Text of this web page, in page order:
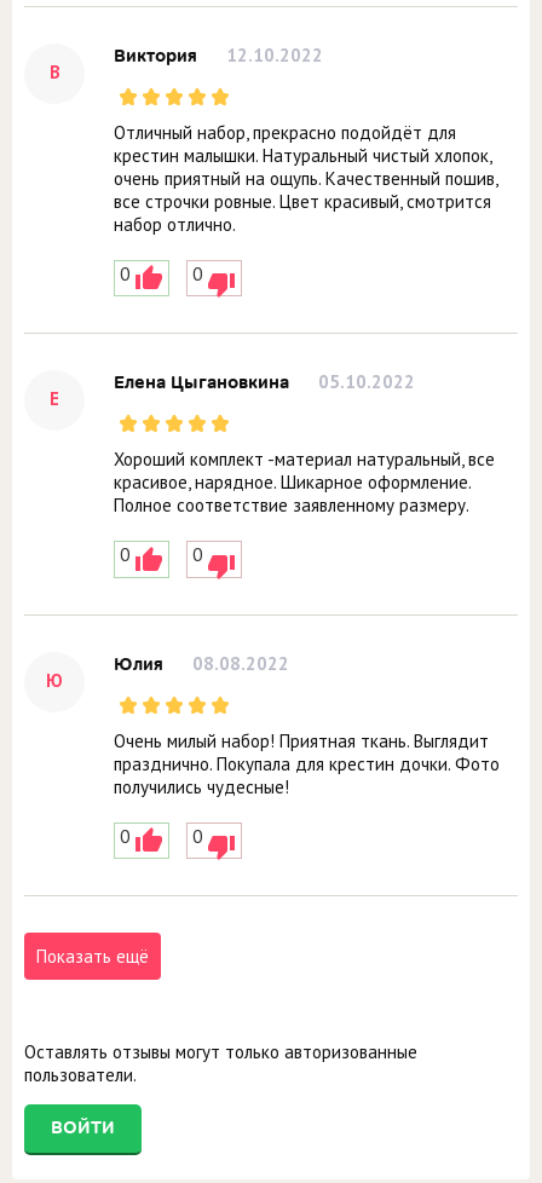
В
Виктория 12.10.2022
Отличный набор, прекрасно подойдёт для
крестин малышки. Натуральный чистый хлопок,
очень приятный на ощупь. Качественный пошив,
все строчки ровные. Цвет красивый, смотрится
набор отлично.
0 0
Е
Елена Цыгановкина 05.10.2022
Хороший комплект -материал натуральный, все
красивое, нарядное. Шикарное оформление.
Полное соответствие заявленному размеру.
0 0
Ю
Юлия 08.08.2022
Очень милый набор! Приятная ткань. Выглядит
празднично. Покупала для крестин дочки. Фото
получились чудесные!
0 0
Показать ещё
Оставлять отзывы могут только авторизованные
пользователи.
ВОЙТИ